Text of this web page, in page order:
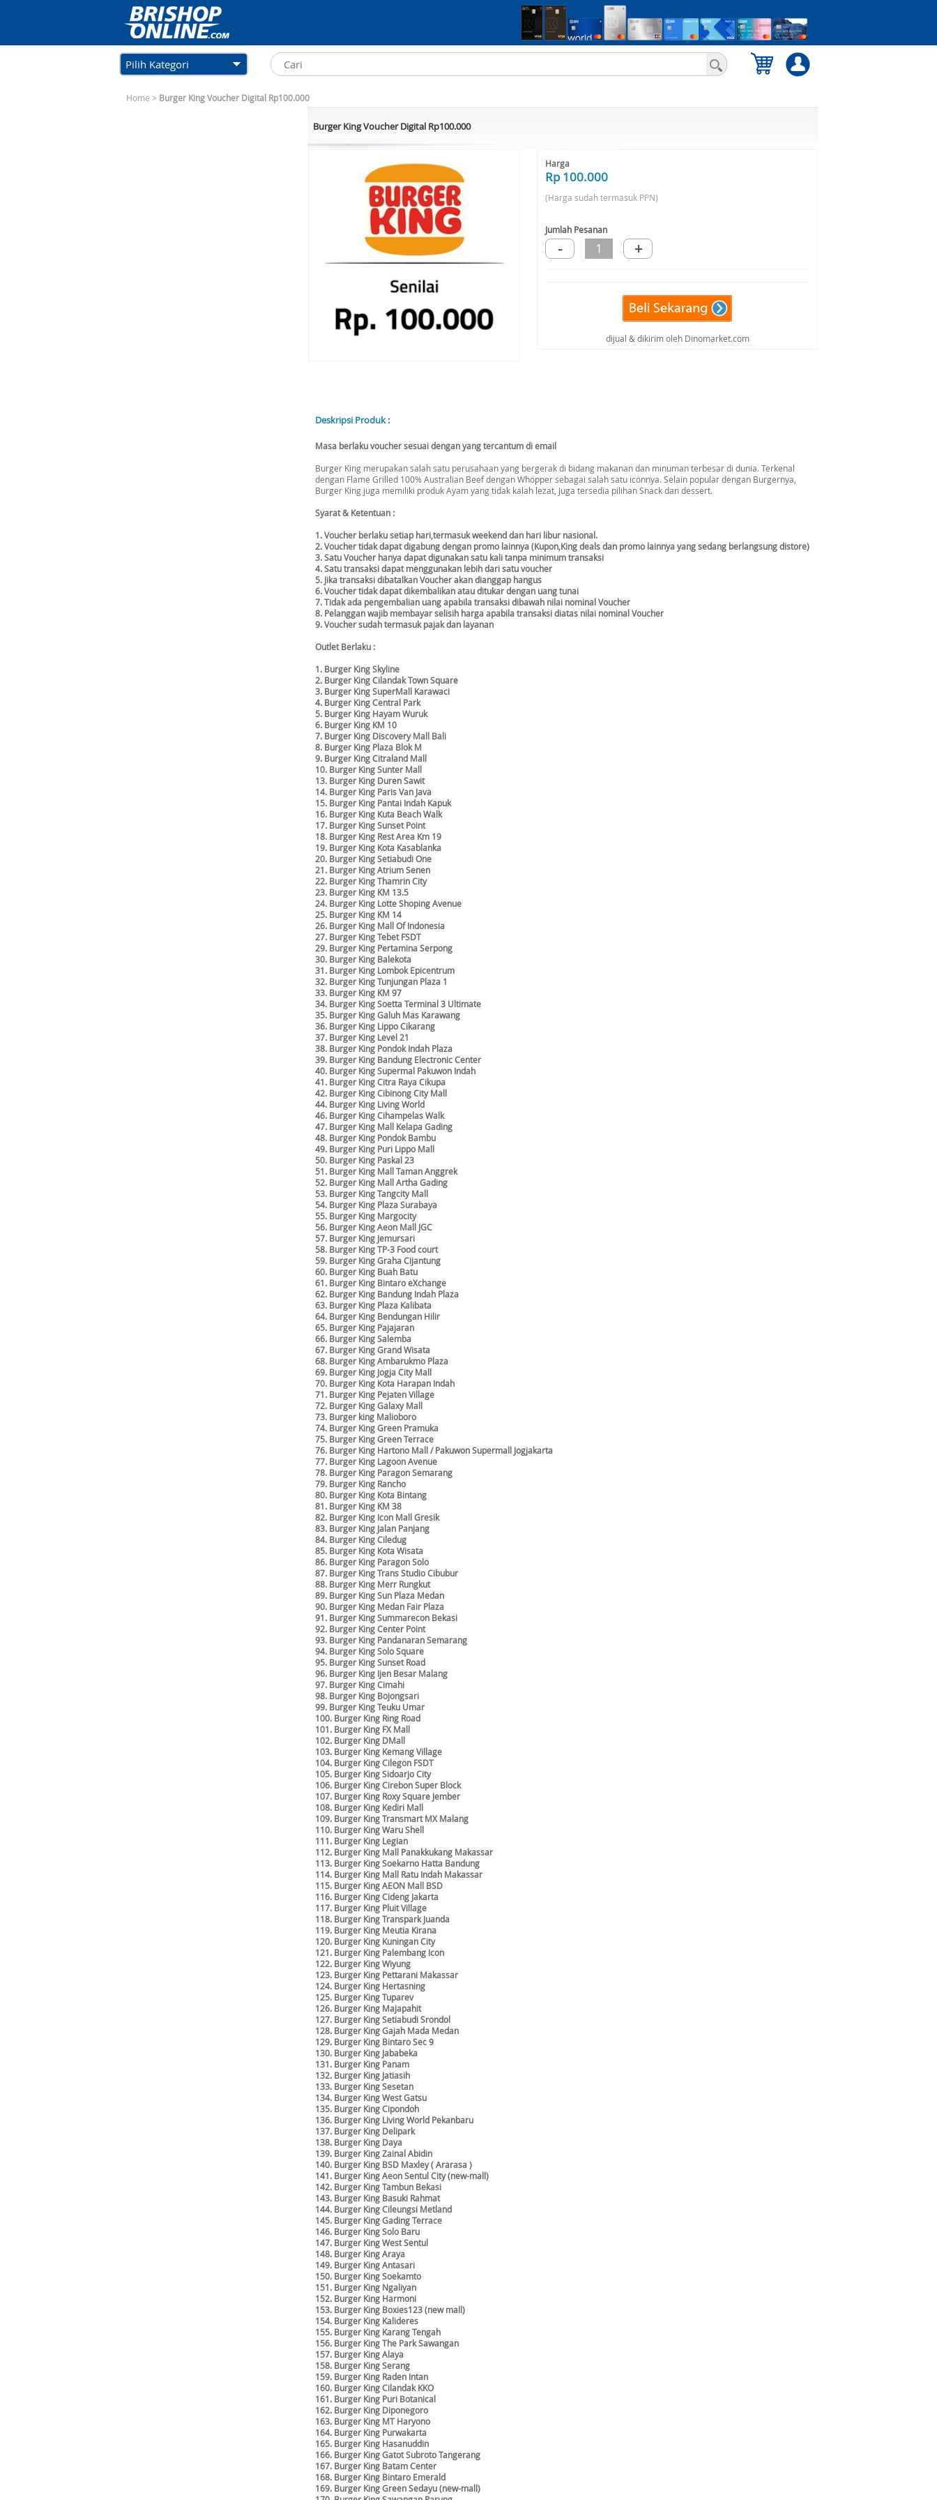
Pilih Kategori
Home > Burger King Voucher Digital Rp100.000
Burger King Voucher Digital Rp100.000
Harga
Rp 100.000
(Harga sudah termasuk PPN)
Jumlah Pesanan
- 1 +
dijual & dikirim oleh Dinomarket.com
Deskripsi Produk :
Masa berlaku voucher sesuai dengan yang tercantum di email
Burger King merupakan salah satu perusahaan yang bergerak di bidang makanan dan minuman terbesar di dunia. Terkenal
dengan Flame Grilled 100% Australian Beef dengan Whopper sebagai salah satu iconnya. Selain popular dengan Burgernya,
Burger King juga memiliki produk Ayam yang tidak kalah lezat, Juga tersedia pilihan Snack dan dessert.
Syarat & Ketentuan :
1. Voucher berlaku setiap hari,termasuk weekend dan hari libur nasional.
2. Voucher tidak dapat digabung dengan promo lainnya (Kupon,King deals dan promo lainnya yang sedang berlangsung distore)
3. Satu Voucher hanya dapat digunakan satu kali tanpa minimum transaksi
4. Satu transaksi dapat menggunakan lebih dari satu voucher
5. Jika transaksi dibatalkan Voucher akan dianggap hangus
6. Voucher tidak dapat dikembalikan atau ditukar dengan uang tunai
7. Tidak ada pengembalian uang apabila transaksi dibawah nilai nominal Voucher
8. Pelanggan wajib membayar selisih harga apabila transaksi diatas nilai nominal Voucher
9. Voucher sudah termasuk pajak dan layanan
Outlet Berlaku :
1. Burger King Skyline
2. Burger King Cilandak Town Square
3. Burger King SuperMall Karawaci
4. Burger King Central Park
5. Burger King Hayam Wuruk
6. Burger King KM 10
7. Burger King Discovery Mall Bali
8. Burger King Plaza Blok M
9. Burger King Citraland Mall
10. Burger King Sunter Mall
13. Burger King Duren Sawit
14. Burger King Paris Van Java
15. Burger King Pantai Indah Kapuk
16. Burger King Kuta Beach Walk
17. Burger King Sunset Point
18. Burger King Rest Area Km 19
19. Burger King Kota Kasablanka
20. Burger King Setiabudi One
21. Burger King Atrium Senen
22. Burger King Thamrin City
23. Burger King KM 13.5
24. Burger King Lotte Shoping Avenue
25. Burger King KM 14
26. Burger King Mall Of Indonesia
27. Burger King Tebet FSDT
29. Burger King Pertamina Serpong
30. Burger King Balekota
31. Burger King Lombok Epicentrum
32. Burger King Tunjungan Plaza 1
33. Burger King KM 97
34. Burger King Soetta Terminal 3 Ultimate
35. Burger King Galuh Mas Karawang
36. Burger King Lippo Cikarang
37. Burger King Level 21
38. Burger King Pondok Indah Plaza
39. Burger King Bandung Electronic Center
40. Burger King Supermal Pakuwon Indah
41. Burger King Citra Raya Cikupa
42. Burger King Cibinong City Mall
44. Burger King Living World
46. Burger King Cihampelas Walk
47. Burger King Mall Kelapa Gading
48. Burger King Pondok Bambu
49. Burger King Puri Lippo Mall
50. Burger King Paskal 23
51. Burger King Mall Taman Anggrek
52. Burger King Mall Artha Gading
53. Burger King Tangcity Mall
54. Burger King Plaza Surabaya
55. Burger King Margocity
56. Burger King Aeon Mall JGC
57. Burger King Jemursari
58. Burger King TP-3 Food court
59. Burger King Graha Cijantung
60. Burger King Buah Batu
61. Burger King Bintaro eXchange
62. Burger King Bandung Indah Plaza
63. Burger King Plaza Kalibata
64. Burger King Bendungan Hilir
65. Burger King Pajajaran
66. Burger King Salemba
67. Burger King Grand Wisata
68. Burger King Ambarukmo Plaza
69. Burger King Jogja City Mall
70. Burger King Kota Harapan Indah
71. Burger King Pejaten Village
72. Burger King Galaxy Mall
73. Burger king Malioboro
74. Burger King Green Pramuka
75. Burger King Green Terrace
76. Burger King Hartono Mall / Pakuwon Supermall Jogjakarta
77. Burger King Lagoon Avenue
78. Burger King Paragon Semarang
79. Burger King Rancho
80. Burger King Kota Bintang
81. Burger King KM 38
82. Burger King Icon Mall Gresik
83. Burger King Jalan Panjang
84. Burger King Ciledug
85. Burger King Kota Wisata
86. Burger King Paragon Solo
87. Burger King Trans Studio Cibubur
88. Burger King Merr Rungkut
89. Burger King Sun Plaza Medan
90. Burger King Medan Fair Plaza
91. Burger King Summarecon Bekasi
92. Burger King Center Point
93. Burger King Pandanaran Semarang
94. Burger King Solo Square
95. Burger King Sunset Road
96. Burger King Ijen Besar Malang
97. Burger King Cimahi
98. Burger King Bojongsari
99. Burger King Teuku Umar
100. Burger King Ring Road
101. Burger King FX Mall
102. Burger King DMall
103. Burger King Kemang Village
104. Burger King Cilegon FSDT
105. Burger King Sidoarjo City
106. Burger King Cirebon Super Block
107. Burger King Roxy Square Jember
108. Burger King Kediri Mall
109. Burger King Transmart MX Malang
110. Burger King Waru Shell
111. Burger King Legian
112. Burger King Mall Panakkukang Makassar
113. Burger King Soekarno Hatta Bandung
114. Burger King Mall Ratu Indah Makassar
115. Burger King AEON Mall BSD
116. Burger King Cideng Jakarta
117. Burger King Pluit Village
118. Burger King Transpark Juanda
119. Burger King Meutia Kirana
120. Burger King Kuningan City
121. Burger King Palembang Icon
122. Burger King Wiyung
123. Burger King Pettarani Makassar
124. Burger King Hertasning
125. Burger King Tuparev
126. Burger King Majapahit
127. Burger King Setiabudi Srondol
128. Burger King Gajah Mada Medan
129. Burger King Bintaro Sec 9
130. Burger King Jababeka
131. Burger King Panam
132. Burger King Jatiasih
133. Burger King Sesetan
134. Burger King West Gatsu
135. Burger King Cipondoh
136. Burger King Living World Pekanbaru
137. Burger King Delipark
138. Burger King Daya
139. Burger King Zainal Abidin
140. Burger King BSD Maxley ( Ararasa )
141. Burger King Aeon Sentul City (new-mall)
142. Burger King Tambun Bekasi
143. Burger King Basuki Rahmat
144. Burger King Cileungsi Metland
145. Burger King Gading Terrace
146. Burger King Solo Baru
147. Burger King West Sentul
148. Burger King Araya
149. Burger King Antasari
150. Burger King Soekamto
151. Burger King Ngaliyan
152. Burger King Harmoni
153. Burger King Boxies123 (new mall)
154. Burger King Kalideres
155. Burger King Karang Tengah
156. Burger King The Park Sawangan
157. Burger King Alaya
158. Burger King Serang
159. Burger King Raden Intan
160. Burger King Cilandak KKO
161. Burger King Puri Botanical
162. Burger King Diponegoro
163. Burger King MT Haryono
164. Burger King Purwakarta
165. Burger King Hasanuddin
166. Burger King Gatot Subroto Tangerang
167. Burger King Batam Center
168. Burger King Bintaro Emerald
169. Burger King Green Sedayu (new-mall)